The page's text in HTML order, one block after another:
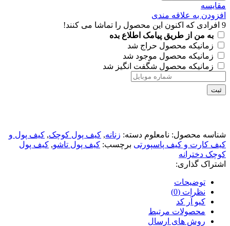
مقايسه
افزودن به علاقه مندی
9 افرادی که اکنون این محصول را تماشا می کنند!
به من از طریق پیامک اطلاع بده
زمانیکه محصول حراج شد
زمانیکه محصول موجود شد
زمانیکه محصول شگفت انگیز شد
ثبت
شناسه محصول: نامعلوم دسته: زنانه, کیف پول کوچک, کیف پول و
کیف کارت و کیف پاسپورتی برچسب: کیف پول تاشو, کیف پول
کوچک دخترانه
اشتراک گذاری:
توضیحات
نظرات (0)
کیو آر کد
محصولات مرتبط
روش های ارسال